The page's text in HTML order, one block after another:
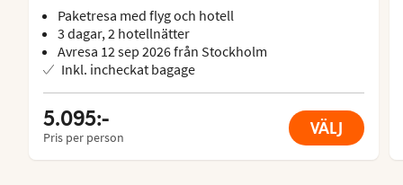
Paketresa med flyg och hotell
3 dagar, 2 hotellnätter
Avresa 12 sep 2026 från Stockholm
Inkl. incheckat bagage
5.095:-
Pris per person VÄLJ